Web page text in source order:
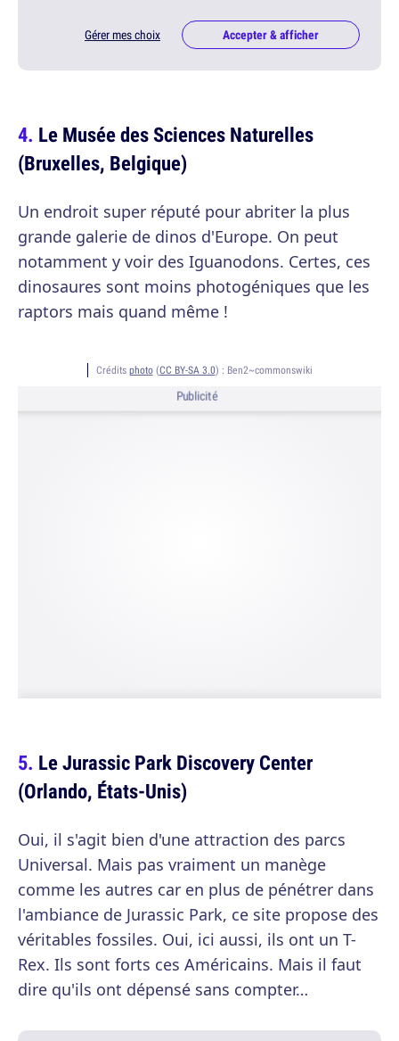
Gérer mes choix Accepter & afficher
Le Musée des Sciences Naturelles
(Bruxelles, Belgique)
Un endroit super réputé pour abriter la plus
grande galerie de dinos d'Europe. On peut
notamment y voir des Iguanodons. Certes, ces
dinosaures sont moins photogéniques que les
raptors mais quand même !
Crédits photo(CC BY-SA 3.0) : Ben2~commonswiki
Publicité
Le Jurassic Park Discovery Center
(Orlando, États-Unis)
Oui, il s'agit bien d'une attraction des parcs
Universal. Mais pas vraiment un manège
comme les autres car en plus de pénétrer dans
l'ambiance de Jurassic Park, ce site propose des
véritables fossiles. Oui, ici aussi, ils ont un T-
Rex. Ils sont forts ces Américains. Mais il faut
dire qu'ils ont dépensé sans compter…